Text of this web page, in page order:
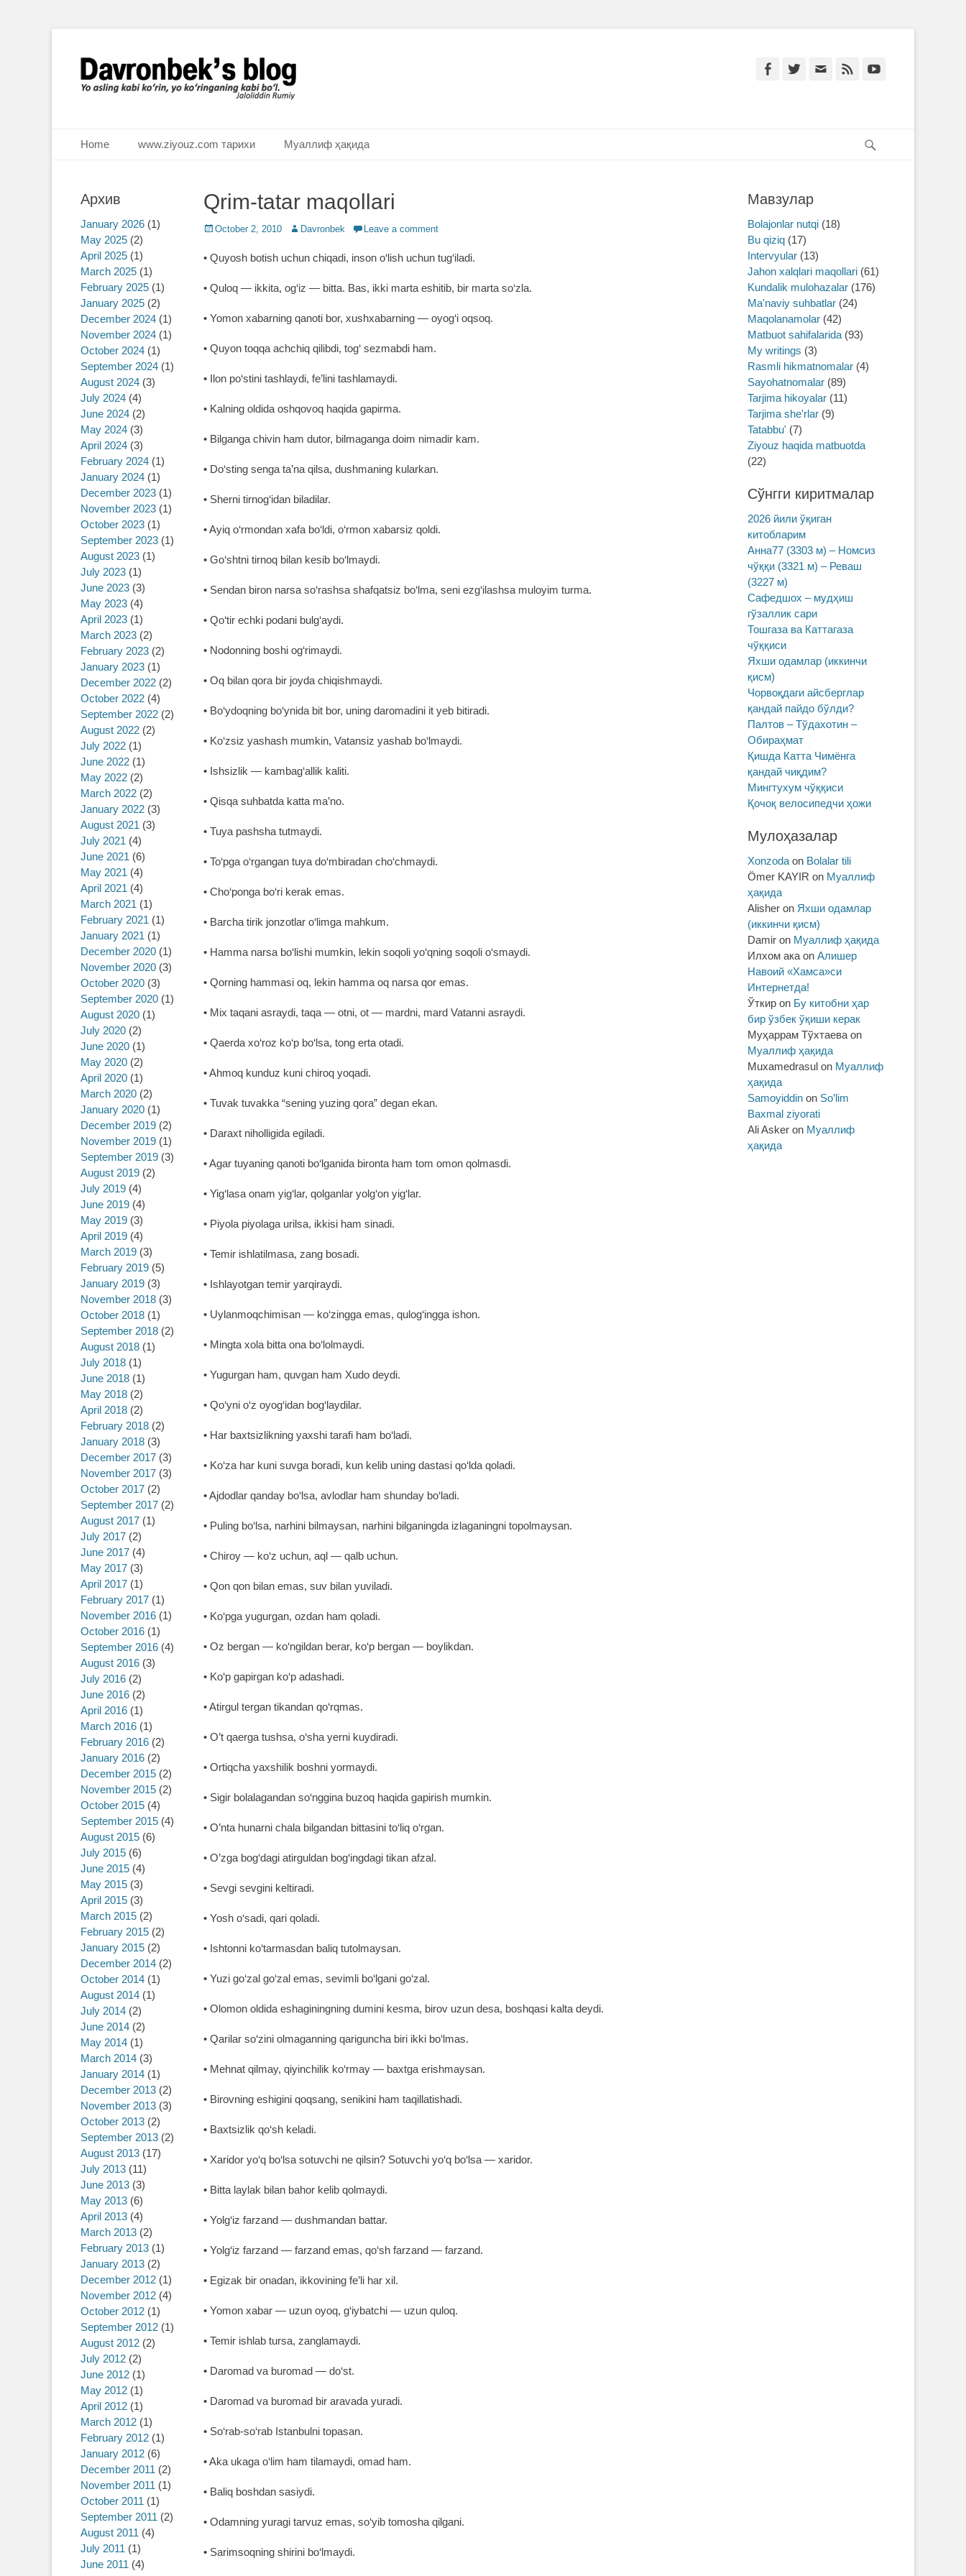
Davronbek's blog
Ё аслинг каби кўрин, ё кўринганинг каби бўл. Ж.Румий Facebook
Twitter Email Feed
Primary Menu
Home www.ziyouz.com тарихи Муаллиф ҳақида
Qrim-tatar maqollari
Posted
October 2, 2010 Author
Davronbek Leave a comment
• Quyosh botish uchun chiqadi, inson o‘lish uchun tug‘iladi.
• Quloq ― ikkita, og‘iz ― bitta. Bas, ikki marta eshitib, bir marta so‘zla.
• Yomon xabarning qanoti bor, xushxabarning ― oyog‘i oqsoq.
• Quyon toqqa achchiq qilibdi, tog‘ sezmabdi ham.
• Ilon po‘stini tashlaydi, fe’lini tashlamaydi.
• Kalning oldida oshqovoq haqida gapirma.
• Bilganga chivin ham dutor, bilmaganga doim nimadir kam.
• Do‘sting senga ta’na qilsa, dushmaning kularkan.
• Sherni tirnog‘idan biladilar.
• Ayiq o‘rmondan xafa bo‘ldi, o‘rmon xabarsiz qoldi.
• Go‘shtni tirnoq bilan kesib bo‘lmaydi.
• Sendan biron narsa so‘rashsa shafqatsiz bo‘lma, seni ezg‘ilashsa muloyim turma.
• Qo‘tir echki podani bulg‘aydi.
• Nodonning boshi og‘rimaydi.
• Oq bilan qora bir joyda chiqishmaydi.
• Bo‘ydoqning bo‘ynida bit bor, uning daromadini it yeb bitiradi.
• Ko‘zsiz yashash mumkin, Vatansiz yashab bo‘lmaydi.
• Ishsizlik ― kambag‘allik kaliti.
• Qisqa suhbatda katta ma’no.
• Tuya pashsha tutmaydi.
• To‘pga o‘rgangan tuya do‘mbiradan cho‘chmaydi.
• Cho‘ponga bo‘ri kerak emas.
• Barcha tirik jonzotlar o‘limga mahkum.
• Hamma narsa bo‘lishi mumkin, lekin soqoli yo‘qning soqoli o‘smaydi.
• Qorning hammasi oq, lekin hamma oq narsa qor emas.
• Mix taqani asraydi, taqa ― otni, ot ― mardni, mard Vatanni asraydi.
• Qaerda xo‘roz ko‘p bo‘lsa, tong erta otadi.
• Ahmoq kunduz kuni chiroq yoqadi.
• Tuvak tuvakka “sening yuzing qora” degan ekan.
• Daraxt niholligida egiladi.
• Agar tuyaning qanoti bo‘lganida bironta ham tom omon qolmasdi.
• Yig‘lasa onam yig‘lar, qolganlar yolg‘on yig‘lar.
• Piyola piyolaga urilsa, ikkisi ham sinadi.
• Temir ishlatilmasa, zang bosadi.
• Ishlayotgan temir yarqiraydi.
• Uylanmoqchimisan ― ko‘zingga emas, qulog‘ingga ishon.
• Mingta xola bitta ona bo‘lolmaydi.
• Yugurgan ham, quvgan ham Xudo deydi.
• Qo‘yni o‘z oyog‘idan bog‘laydilar.
• Har baxtsizlikning yaxshi tarafi ham bo‘ladi.
• Ko‘za har kuni suvga boradi, kun kelib uning dastasi qo‘lda qoladi.
• Ajdodlar qanday bo‘lsa, avlodlar ham shunday bo‘ladi.
• Puling bo‘lsa, narhini bilmaysan, narhini bilganingda izlaganingni topolmaysan.
• Chiroy ― ko‘z uchun, aql ― qalb uchun.
• Qon qon bilan emas, suv bilan yuviladi.
• Ko‘pga yugurgan, ozdan ham qoladi.
• Oz bergan ― ko‘ngildan berar, ko‘p bergan ― boylikdan.
• Ko‘p gapirgan ko‘p adashadi.
• Atirgul tergan tikandan qo‘rqmas.
• O’t qaerga tushsa, o‘sha yerni kuydiradi.
• Ortiqcha yaxshilik boshni yormaydi.
• Sigir bolalagandan so‘nggina buzoq haqida gapirish mumkin.
• O’nta hunarni chala bilgandan bittasini to‘liq o‘rgan.
• O’zga bog‘dagi atirguldan bog‘ingdagi tikan afzal.
• Sevgi sevgini keltiradi.
• Yosh o‘sadi, qari qoladi.
• Ishtonni ko‘tarmasdan baliq tutolmaysan.
• Yuzi go‘zal go‘zal emas, sevimli bo‘lgani go‘zal.
• Olomon oldida eshaginingning dumini kesma, birov uzun desa, boshqasi kalta deydi.
• Qarilar so‘zini olmaganning qariguncha biri ikki bo‘lmas.
• Mehnat qilmay, qiyinchilik ko‘rmay ― baxtga erishmaysan.
• Birovning eshigini qoqsang, senikini ham taqillatishadi.
• Baxtsizlik qo‘sh keladi.
• Xaridor yo‘q bo‘lsa sotuvchi ne qilsin? Sotuvchi yo‘q bo‘lsa ― xaridor.
• Bitta laylak bilan bahor kelib qolmaydi.
• Yolg‘iz farzand ― dushmandan battar.
• Yolg‘iz farzand ― farzand emas, qo‘sh farzand ― farzand.
• Egizak bir onadan, ikkovining fe’li har xil.
• Yomon xabar ― uzun oyoq, g‘iybatchi ― uzun quloq.
• Temir ishlab tursa, zanglamaydi.
• Daromad va buromad ― do‘st.
• Daromad va buromad bir aravada yuradi.
• So‘rab-so‘rab Istanbulni topasan.
• Aka ukaga o‘lim ham tilamaydi, omad ham.
• Baliq boshdan sasiydi.
• Odamning yuragi tarvuz emas, so‘yib tomosha qilgani.
• Sarimsoqning shirini bo‘lmaydi.
Мавзулар
Bolajonlar nutqi (18)
Bu qiziq (17)
Intervyular (13)
Jahon xalqlari maqollari (61)
Kundalik mulohazalar (176)
Ma'naviy suhbatlar (24)
Maqolanamolar (42)
Matbuot sahifalarida (93)
My writings (3)
Rasmli hikmatnomalar (4)
Sayohatnomalar (89)
Tarjima hikoyalar (11)
Tarjima she'rlar (9)
Tatabbu' (7)
Ziyouz haqida matbuotda
(22)
Сўнгги киритмалар
2026 йили ўқиган
китобларим
Анна77 (3303 м) – Номсиз
чўққи (3321 м) – Реваш
(3227 м)
Сафедшох – мудҳиш
гўзаллик сари
Тошгаза ва Каттагаза
чўққиси
Яхши одамлар (иккинчи
қисм)
Чорвоқдаги айсберглар
қандай пайдо бўлди?
Палтов – Тўдахотин –
Обираҳмат
Қишда Катта Чимёнга
қандай чиқдим?
Мингтухум чўққиси
Қочоқ велосипедчи ҳожи
Мулоҳазалар
Xonzoda on Bolalar tili
Ömer KAYIR on Муаллиф
ҳақида
Alisher on Яхши одамлар
(иккинчи қисм)
Damir on Муаллиф ҳақида
Илхом ака on Алишер
Навоий «Хамса»си
Интернетда!
Ўткир on Бу китобни ҳар
бир ўзбек ўқиши керак
Муҳаррам Тўхтаева on
Муаллиф ҳақида
Muxamedrasul on Муаллиф
ҳақида
Samoyiddin on So’lim
Baxmal ziyorati
Ali Asker on Муаллиф
ҳақида
Архив
January 2026 (1)
May 2025 (2)
April 2025 (1)
March 2025 (1)
February 2025 (1)
January 2025 (2)
December 2024 (1)
November 2024 (1)
October 2024 (1)
September 2024 (1)
August 2024 (3)
July 2024 (4)
June 2024 (2)
May 2024 (3)
April 2024 (3)
February 2024 (1)
January 2024 (1)
December 2023 (1)
November 2023 (1)
October 2023 (1)
September 2023 (1)
August 2023 (1)
July 2023 (1)
June 2023 (3)
May 2023 (4)
April 2023 (1)
March 2023 (2)
February 2023 (2)
January 2023 (1)
December 2022 (2)
October 2022 (4)
September 2022 (2)
August 2022 (2)
July 2022 (1)
June 2022 (1)
May 2022 (2)
March 2022 (2)
January 2022 (3)
August 2021 (3)
July 2021 (4)
June 2021 (6)
May 2021 (4)
April 2021 (4)
March 2021 (1)
February 2021 (1)
January 2021 (1)
December 2020 (1)
November 2020 (3)
October 2020 (3)
September 2020 (1)
August 2020 (1)
July 2020 (2)
June 2020 (1)
May 2020 (2)
April 2020 (1)
March 2020 (2)
January 2020 (1)
December 2019 (2)
November 2019 (1)
September 2019 (3)
August 2019 (2)
July 2019 (4)
June 2019 (4)
May 2019 (3)
April 2019 (4)
March 2019 (3)
February 2019 (5)
January 2019 (3)
November 2018 (3)
October 2018 (1)
September 2018 (2)
August 2018 (1)
July 2018 (1)
June 2018 (1)
May 2018 (2)
April 2018 (2)
February 2018 (2)
January 2018 (3)
December 2017 (3)
November 2017 (3)
October 2017 (2)
September 2017 (2)
August 2017 (1)
July 2017 (2)
June 2017 (4)
May 2017 (3)
April 2017 (1)
February 2017 (1)
November 2016 (1)
October 2016 (1)
September 2016 (4)
August 2016 (3)
July 2016 (2)
June 2016 (2)
April 2016 (1)
March 2016 (1)
February 2016 (2)
January 2016 (2)
December 2015 (2)
November 2015 (2)
October 2015 (4)
September 2015 (4)
August 2015 (6)
July 2015 (6)
June 2015 (4)
May 2015 (3)
April 2015 (3)
March 2015 (2)
February 2015 (2)
January 2015 (2)
December 2014 (2)
October 2014 (1)
August 2014 (1)
July 2014 (2)
June 2014 (2)
May 2014 (1)
March 2014 (3)
January 2014 (1)
December 2013 (2)
November 2013 (3)
October 2013 (2)
September 2013 (2)
August 2013 (17)
July 2013 (11)
June 2013 (3)
May 2013 (6)
April 2013 (4)
March 2013 (2)
February 2013 (1)
January 2013 (2)
December 2012 (1)
November 2012 (4)
October 2012 (1)
September 2012 (1)
August 2012 (2)
July 2012 (2)
June 2012 (1)
May 2012 (1)
April 2012 (1)
March 2012 (1)
February 2012 (1)
January 2012 (6)
December 2011 (2)
November 2011 (1)
October 2011 (1)
September 2011 (2)
August 2011 (4)
July 2011 (1)
June 2011 (4)